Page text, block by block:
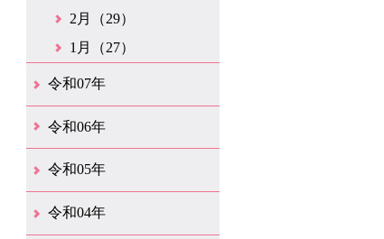
2月（29）
1月（27）
令和07年
12月（51）
11月（42）
10月（35）
9月（35）
8月（26）
7月（25）
6月（37）
5月（26）
4月（35）
3月（33）
2月（35）
1月（24）
令和06年
12月（45）
11月（37）
10月（31）
9月（29）
8月（35）
7月（29）
6月（33）
5月（31）
4月（46）
3月（52）
2月（21）
1月（72）
令和05年
12月（37）
11月（31）
10月（30）
9月（30）
8月（26）
7月（29）
6月（19）
5月（27）
4月（28）
3月（39）
2月（21）
1月（23）
令和04年